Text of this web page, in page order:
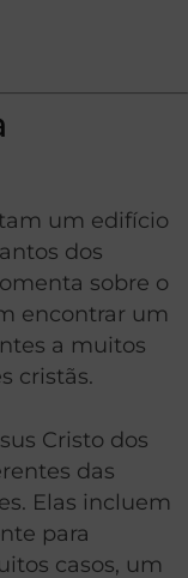
um edifício
dos
sobre o
encontrar um
a muitos
cristãs.
Cristo dos
das
Elas incluem
para
casos, um